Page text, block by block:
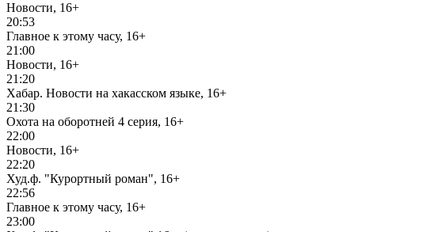
Новости, 16+
20:53
Главное к этому часу, 16+
21:00
Новости, 16+
21:20
Хабар. Новости на хакасском языке, 16+
21:30
Охота на оборотней 4 серия, 16+
22:00
Новости, 16+
22:20
Худ.ф. "Курортный роман", 16+
22:56
Главное к этому часу, 16+
23:00